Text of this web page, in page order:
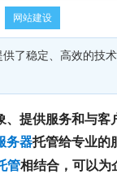
网站建设
了稳定、高效的技
提供服务和与客
务器托管给专业的
管相结合，可以为